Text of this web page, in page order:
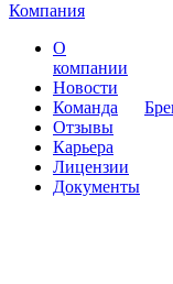
Компания
О
компании
Новости
Команда
Отзывы
Карьера
Лицензии
Документы